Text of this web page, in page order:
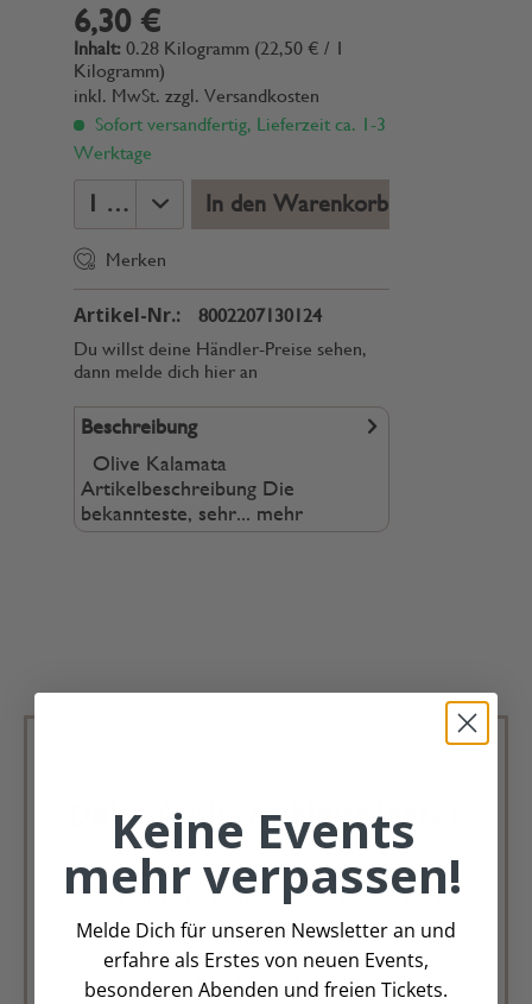
6,30 €
Inhalt: 0.28 Kilogramm (22,50 € / 1
Kilogramm)
inkl. MwSt. zzgl. Versandkosten
Sofort versandfertig, Lieferzeit ca. 1-3
Werktage
In den Warenkorb
Merken
Artikel-Nr.:
8002207130124
Du willst deine Händler-Preise sehen,
dann melde dich hier an
Beschreibung
Olive Kalamata
Artikelbeschreibung Die
bekannteste, sehr... mehr
Deko Andreas Newsletter
Immer schön, immer aktuell.
Trag Dich für unseren Newsletter ein &
verpasse keine Angebote mehr
Zur Newsletter Anmeldung
Keine Events
mehr verpassen!
Melde Dich für unseren Newsletter an und
erfahre als Erstes von neuen Events,
besonderen Abenden und freien Tickets.